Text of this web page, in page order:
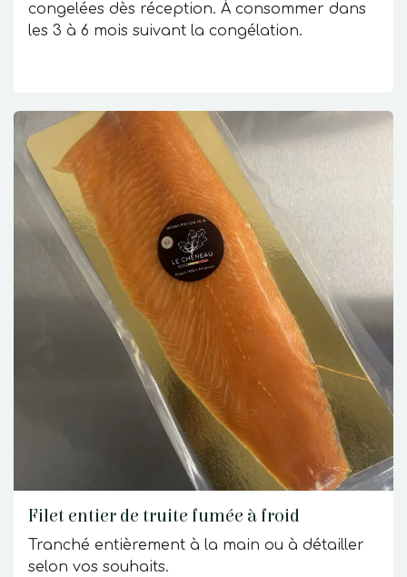
congelées dès réception. À consommer dans
les 3 à 6 mois suivant la congélation.
Filet entier de truite fumée à froid
Tranché entièrement à la main ou à détailler
selon vos souhaits.